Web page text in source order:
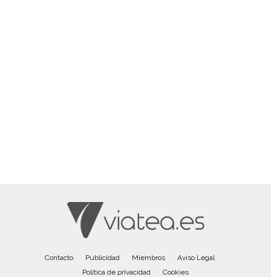
Contacto Publicidad Miembros
Aviso Legal
Política de privacidad
Cookies